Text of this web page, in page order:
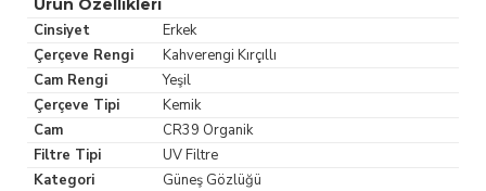
Cinsiyet
Erkek
Çerçeve Rengi
Kahverengi Kırçıllı
Cam Rengi
Yeşil
Çerçeve Tipi
Kemik
Cam
CR39 Organik
Filtre Tipi
UV Filtre
Kategori
Güneş Gözlüğü